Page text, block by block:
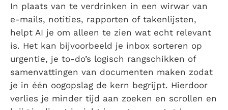
In plaats van te verdrinken in een wirwar van
e-mails, notities, rapporten of takenlijsten,
helpt AI je om alleen te zien wat echt relevant
is. Het kan bijvoorbeeld je inbox sorteren op
urgentie, je to-do’s logisch rangschikken of
samenvattingen van documenten maken zodat
je in één oogopslag de kern begrijpt. Hierdoor
verlies je minder tijd aan zoeken en scrollen en